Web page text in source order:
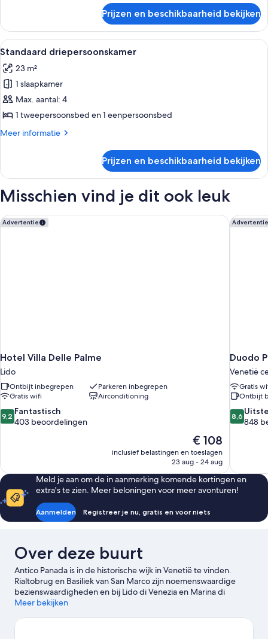
tweepersoonskamer
Prijzen en beschikbaarheid bekijken
Alle
foto's
voor
Standaard
driepersoonskamer
laden
Een hotelkamer met een bed, een
4
Standaard driepersoonskamer
23 m²
1 slaapkamer
Max. aantal: 4
1 tweepersoonsbed en 1 eenpersoonsbed
Meer informatie
Meer
driepersoonskamer
Prijzen en beschikbaarheid bekijken
Misschien vind je dit ook leuk
Advertentie
Hotel Villa Delle Palme
Lido
Ontbijt inbegrepen
Parkeren inbegrepen
Gratis wifi
Airconditioning
9.2
van
beoordelingen
9,2 Fantastisch
403 beoordelingen
De
prijs
is
€ 108
inclusief belastingen en toeslagen
23 aug - 24 aug
Hotel Villa Delle Palme Advertentie
Duodo
Venetië
Gratis
Ontbijt
8.6
van
8,6
848
Duodo
Meld je aan om de in aanmerking komende kortingen en
extra's te zien. Meer beloningen voor meer avonturen!
Aanmelden Registreer je nu, gratis en voor niets
Over deze buurt
Antico Panada is in de historische wijk in Venetië te vinden.
Rialtobrug en Basiliek van San Marco zijn noemenswaardige
bezienswaardigheden en bij Lido di Venezia en Marina di
Venezia kun je van het natuurschoon in de omgeving genieten.
waard. Haal je golfclubs tevoorschijn en leef je uit op een
Meer bekijken